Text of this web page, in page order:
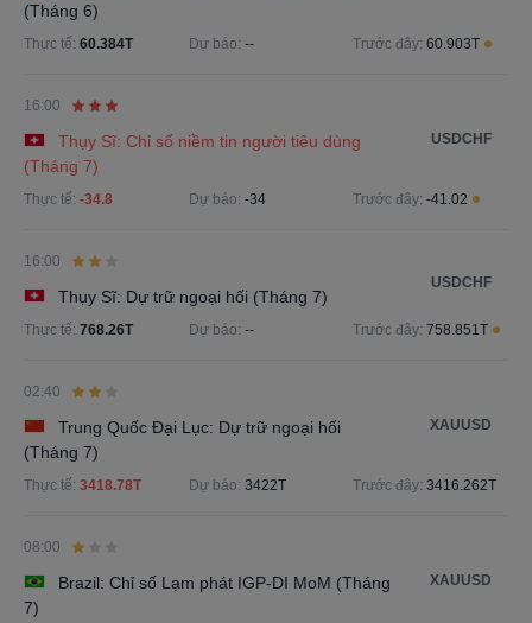
(Tháng 6)
Thực tế: 60.384T Dự báo: -- Trước đây: 60.903T
16:00
Thụy Sĩ: Chỉ số niềm tin người tiêu dùng
(Tháng 7)
USDCHF
Thực tế: -34.8 Dự báo: -34 Trước đây: -41.02
16:00
Thụy Sĩ: Dự trữ ngoại hối (Tháng 7)
USDCHF
Thực tế: 768.26T Dự báo: -- Trước đây: 758.851T
02:40
Trung Quốc Đại Lục: Dự trữ ngoại hối
(Tháng 7)
XAUUSD
Thực tế: 3418.78T Dự báo: 3422T Trước đây: 3416.262T
08:00
Brazil: Chỉ số Lạm phát IGP-DI MoM (Tháng
7)
XAUUSD